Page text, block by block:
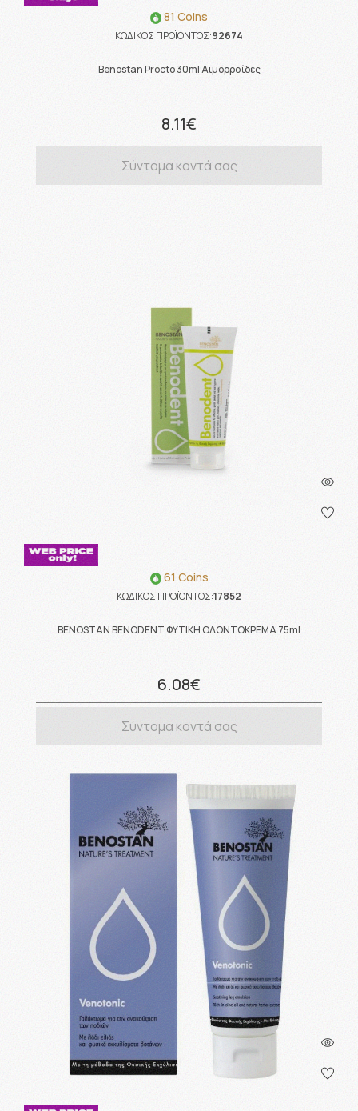
81 Coins
ΚΩΔΙΚΟΣ ΠΡΟΪΟΝΤΟΣ:92674
Benostan Procto 30ml Αιμορροΐδες
8.11€
Σύντομα κοντά σας
61 Coins
ΚΩΔΙΚΟΣ ΠΡΟΪΟΝΤΟΣ:17852
BENOSTAN BENODENT ΦΥΤΙΚΗ ΟΔΟΝΤΟΚΡΕΜΑ 75ml
6.08€
Σύντομα κοντά σας